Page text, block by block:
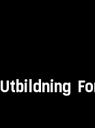
Utbildning